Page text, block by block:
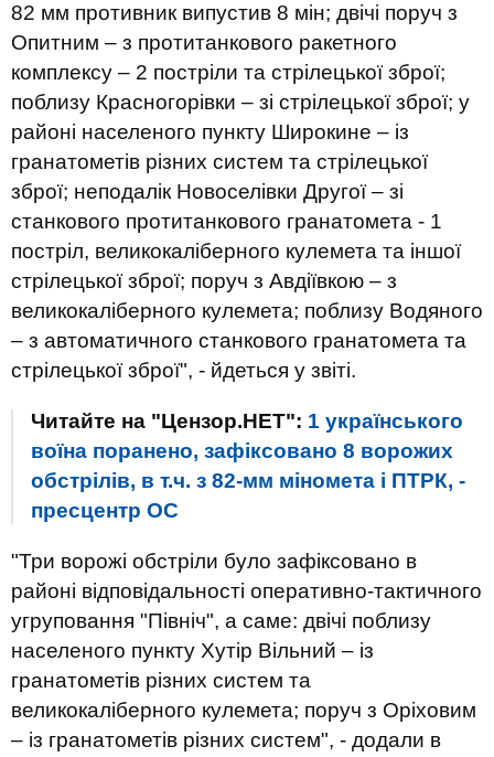
82 мм противник випустив 8 мін; двічі поруч з
Опитним – з протитанкового ракетного
комплексу – 2 постріли та стрілецької зброї;
поблизу Красногорівки – зі стрілецької зброї; у
районі населеного пункту Широкине – із
гранатометів різних систем та стрілецької
зброї; неподалік Новоселівки Другої – зі
станкового протитанкового гранатомета - 1
постріл, великокаліберного кулемета та іншої
стрілецької зброї; поруч з Авдіївкою – з
великокаліберного кулемета; поблизу Водяного
– з автоматичного станкового гранатомета та
стрілецької зброї", - йдеться у звіті.
Читайте на "Цензор.НЕТ": 1 українського
воїна поранено, зафіксовано 8 ворожих
обстрілів, в т.ч. з 82-мм міномета і ПТРК, -
пресцентр ОС
"Три ворожі обстріли було зафіксовано в
районі відповідальності оперативно-тактичного
угруповання "Північ", а саме: двічі поблизу
населеного пункту Хутір Вільний – із
гранатометів різних систем та
великокаліберного кулемета; поруч з Оріховим
– із гранатометів різних систем", - додали в